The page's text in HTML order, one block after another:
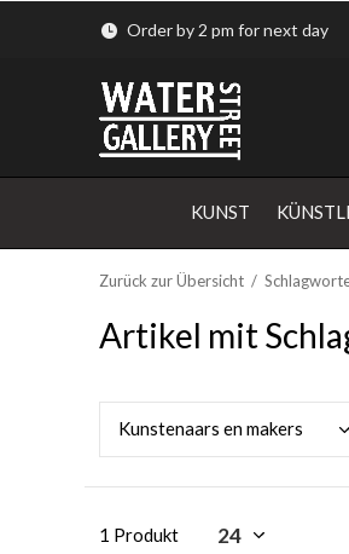
KUNST
Order by 2 pm for next day
Zurück zur Übersicht
Artikel mit
Kunstenaars en makers
1 Produkt